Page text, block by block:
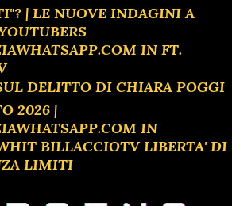
| LE NUOVE INDAGINI A
IN FT.
DELITTO DI CHIARA POGGI
2026 |
IN
BILLACCIOTV LIBERTA' DI
LIMITI